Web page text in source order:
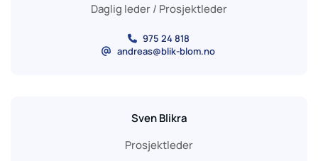
Daglig leder / Prosjektleder
 975 24 818
@ andreas@blik-blom.no
Sven Blikra
Prosjektleder